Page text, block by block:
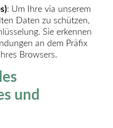
: Um Ihre via unserem
Daten zu schützen,
Sie erkennen
an dem Präfix
Browsers.
und